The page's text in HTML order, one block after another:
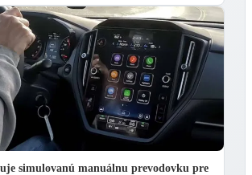
simulovanú manuálnu prevodovku pre